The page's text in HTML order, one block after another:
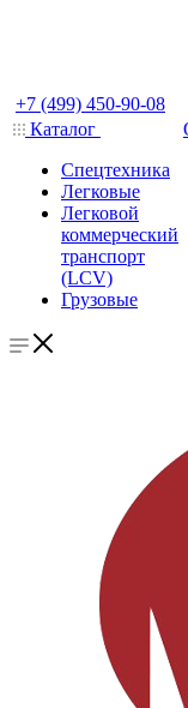
+7 (499) 450-90-08
Каталог
Спецтехника
Легковые
Легковой
коммерческий
транспорт
(LCV)
Грузовые